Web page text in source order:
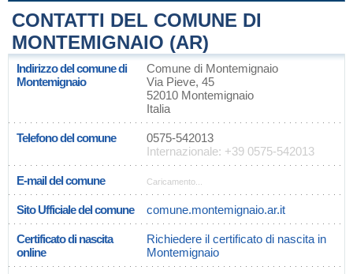
CONTATTI DEL COMUNE DI
MONTEMIGNAIO (AR)
Indirizzo del comune di
Montemignaio
Comune di Montemignaio
Via Pieve, 45
52010 Montemignaio
Italia
Telefono del comune
0575-542013
Internazionale: +39 0575-542013
E-mail del comune Caricamento...
Sito Ufficiale del comune comune.montemignaio.ar.it
Certificato di nascita
online
Richiedere il certificato di nascita in
Montemignaio